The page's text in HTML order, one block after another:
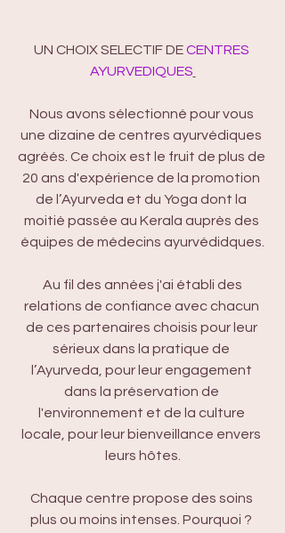
UN CHOIX SELECTIF DE CENTRES
AYURVEDIQUES
Nous avons sélectionné pour vous
une dizaine de centres ayurvédiques
agréés. Ce choix est le fruit de plus de
20 ans d'expérience de la promotion
de l’Ayurveda et du Yoga dont la
moitié passée au Kerala auprès des
équipes de médecins ayurvédidques.
relations de confiance avec chacun
de ces partenaires choisis pour leur
sérieux dans la pratique de
l’Ayurveda, pour leur engagement
dans la préservation de
l'environnement et de la culture
locale, pour leur bienveillance envers
leurs hôtes.
Chaque centre propose des soins
plus ou moins intenses. Pourquoi ?